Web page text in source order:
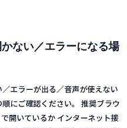
ない／エラーになる場
／エラーが出る／音声が使えない
順にご確認ください。 推奨ブラウ
開いているか インターネット接